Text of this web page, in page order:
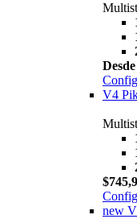
V4
new